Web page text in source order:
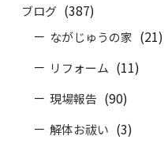
ブログ (387)
ながじゅうの家 (21)
リフォーム (11)
現場報告 (90)
解体お祓い (3)